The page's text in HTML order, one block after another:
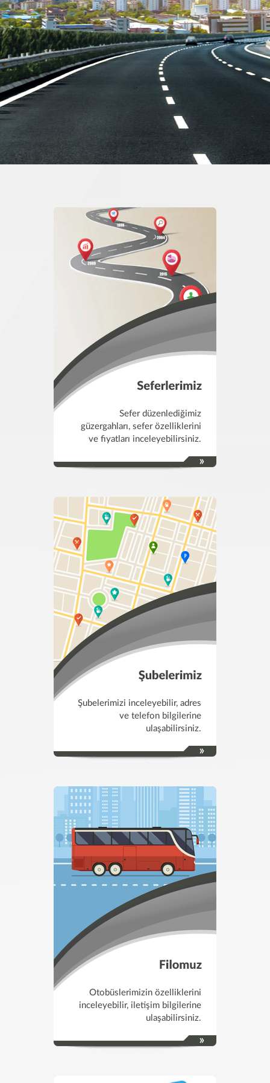
Sefer düzenlediğimiz
güzergahları, sefer özelliklerini
ve fiyatları inceleyebilirsiniz.
Şubelerimizi inceleyebilir, adres
ve telefon bilgilerine
ulaşabilirsiniz.
Otobüslerimizin özelliklerini
inceleyebilir, iletişim bilgilerine
ulaşabilirsiniz.